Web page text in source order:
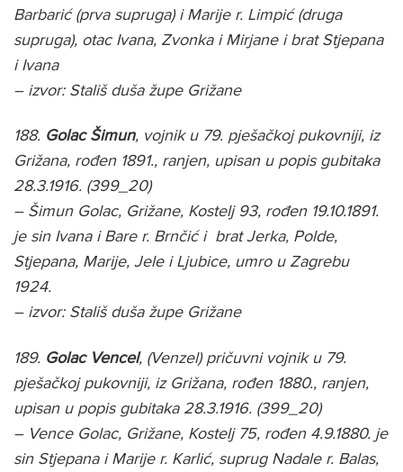
Barbarić (prva supruga) i Marije r. Limpić (druga
supruga), otac Ivana, Zvonka i Mirjane i brat Stjepana
i Ivana
– izvor: Stališ duša župe Grižane
188. Golac Šimun, vojnik u 79. pješačkoj pukovniji, iz
Grižana, rođen 1891., ranjen, upisan u popis gubitaka
28.3.1916. (399_20)
– Šimun Golac, Grižane, Kostelj 93, rođen 19.10.1891.
je sin Ivana i Bare r. Brnčić i brat Jerka, Polde,
Stjepana, Marije, Jele i Ljubice, umro u Zagrebu
1924.
– izvor: Stališ duša župe Grižane
189. Golac Vencel, (Venzel) pričuvni vojnik u 79.
pješačkoj pukovniji, iz Grižana, rođen 1880., ranjen,
upisan u popis gubitaka 28.3.1916. (399_20)
– Vence Golac, Grižane, Kostelj 75, rođen 4.9.1880. je
sin Stjepana i Marije r. Karlić, suprug Nadale r. Balas,